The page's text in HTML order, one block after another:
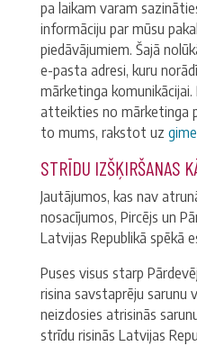
pa laikam varam
informāciju par mūsu
piedāvājumiem. Šajā
e-pasta adresi, kuru
mārketinga komunikācijai.
atteikties no mārketinga
to mums, rakstot uz
STRĪDU IZŠĶIRŠANAS
Jautājumos, kas nav
nosacījumos, Pircējs un
Latvijas Republikā spēkā
Puses visus starp
risina savstaprēju sarunu
neizdosies atrisinās
strīdu risinās Latvijas